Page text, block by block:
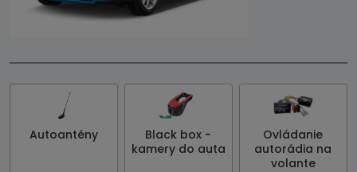
Autoantény
Black box -
kamery do auta
Ovládanie
autorádia na
volante